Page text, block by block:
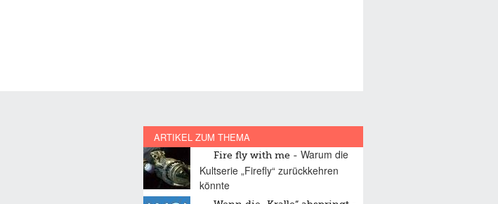
ARTIKEL ZUM THEMA
Fire fly with me
Warum die
Kultserie „Firefly“ zurückkehren
könnte